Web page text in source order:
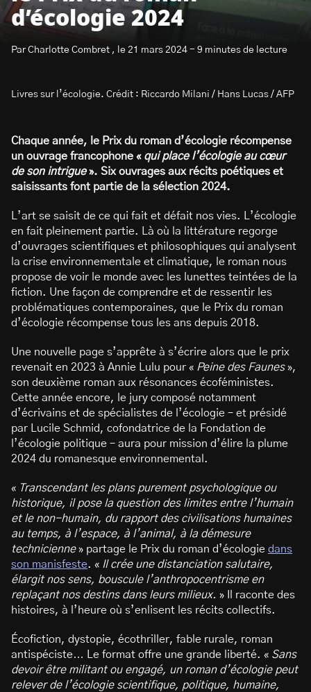
d’écologie 2024
Par Charlotte Combret , le 21 mars 2024 - 9 minutes de lecture
Livres sur l’écologie. Crédit : Riccardo Milani / Hans Lucas / AFP
Chaque année, le Prix du roman d’écologie récompense
un ouvrage francophone « qui place l’écologie au cœur
de son intrigue». Six ouvrages aux récits poétiques et
saisissants font partie de la sélection 2024.
L’art se saisit de ce qui fait et défait nos vies. L’écologie
en fait pleinement partie. Là où la littérature regorge
d’ouvrages scientifiques et philosophiques qui analysent
la crise environnementale et climatique, le roman nous
propose de voir le monde avec les lunettes teintées de la
fiction. Une façon de comprendre et de ressentir les
problématiques contemporaines, que le Prix du roman
d’écologie récompense tous les ans depuis 2018.
Une nouvelle page s’apprête à s’écrire alors que le prix
revenait en 2023 à Annie Lulu pour « Peine des Faunes»,
son deuxième roman aux résonances écoféministes.
Cette année encore, le jury composé notamment
d’écrivains et de spécialistes de l’écologie – et présidé
par Lucile Schmid, cofondatrice de la Fondation de
l’écologie politique – aura pour mission d’élire la plume
2024 du romanesque environnemental.
« Transcendant les plans purement psychologique ou
historique, il pose la question des limites entre l’humain
et le non-humain, du rapport des civilisations humaines
au temps, à l’espace, à l’animal, à la démesure
technicienne» partage le Prix du roman d’écologie dans
son manisfeste. « Il crée une distanciation salutaire,
élargit nos sens, bouscule l’anthropocentrisme en
replaçant nos destins dans leurs milieux. » Il raconte des
histoires, à l’heure où s’enlisent les récits collectifs.
Écofiction, dystopie, écothriller, fable rurale, roman
antispéciste… Le format offre une grande liberté. « Sans
devoir être militant ou engagé, un roman d’écologie peut
relever de l’écologie scientifique, politique, humaine,
S’abonner à la newsletter